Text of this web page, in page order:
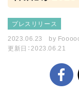
プレスリリース
2023.06.23
by
更新日：2023.06.21